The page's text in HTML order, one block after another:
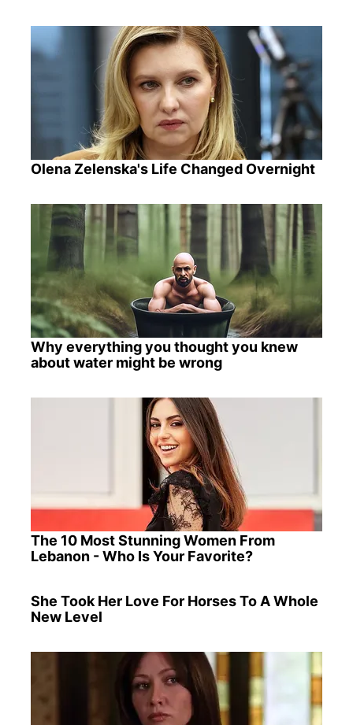
Olena Zelenska's Life Changed Overnight
Why everything you thought you knew
about water might be wrong
The 10 Most Stunning Women From
Lebanon - Who Is Your Favorite?
She Took Her Love For Horses To A Whole
New Level